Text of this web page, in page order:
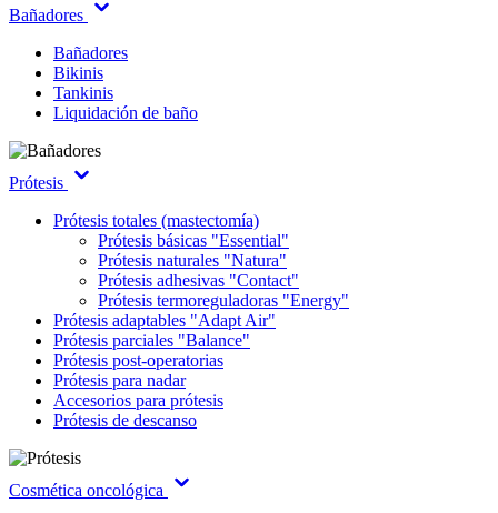
Bañadores
Bañadores
Bikinis
Tankinis
Liquidación de baño
Prótesis
Prótesis totales (mastectomía)
Prótesis básicas "Essential"
Prótesis naturales "Natura"
Prótesis adhesivas "Contact"
Prótesis termoreguladoras "Energy"
Prótesis adaptables "Adapt Air"
Prótesis parciales "Balance"
Prótesis post-operatorias
Prótesis para nadar
Accesorios para prótesis
Prótesis de descanso
Cosmética oncológica